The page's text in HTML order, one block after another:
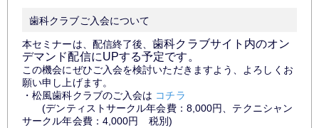
歯科クラブご入会について
本セミナーは、配信終了後、歯科クラブサイト内のオン
デマンド配信にUPする予定です。
この機会にぜひご入会を検討いただきますよう、よろしくお
願い申し上げます。
・松風歯科クラブのご入会は コチラ
(デンティストサークル年会費：8,000円、テクニシャン
サークル年会費：4,000円 税別)